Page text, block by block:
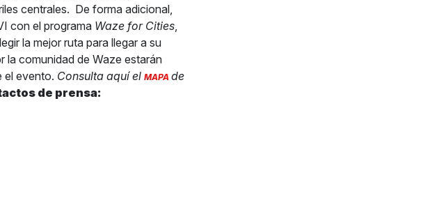
centrales. De forma adicional,
con el programa Waze for Cities,
la mejor ruta para llegar a su
la comunidad de Waze estarán
el evento. Consulta aquí el MAPA de
de prensa: